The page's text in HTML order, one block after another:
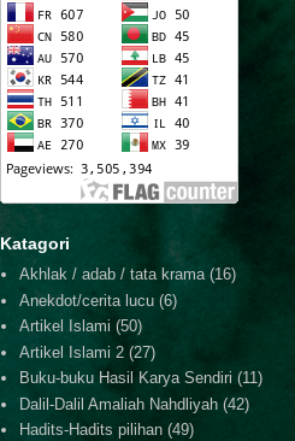
Katagori
Akhlak / adab / tata krama (16)
Anekdot/cerita lucu (6)
Artikel Islami (50)
Artikel Islami 2 (27)
Buku-buku Hasil Karya Sendiri (11)
Dalil-Dalil Amaliah Nahdliyah (42)
Hadits-Hadits pilihan (49)